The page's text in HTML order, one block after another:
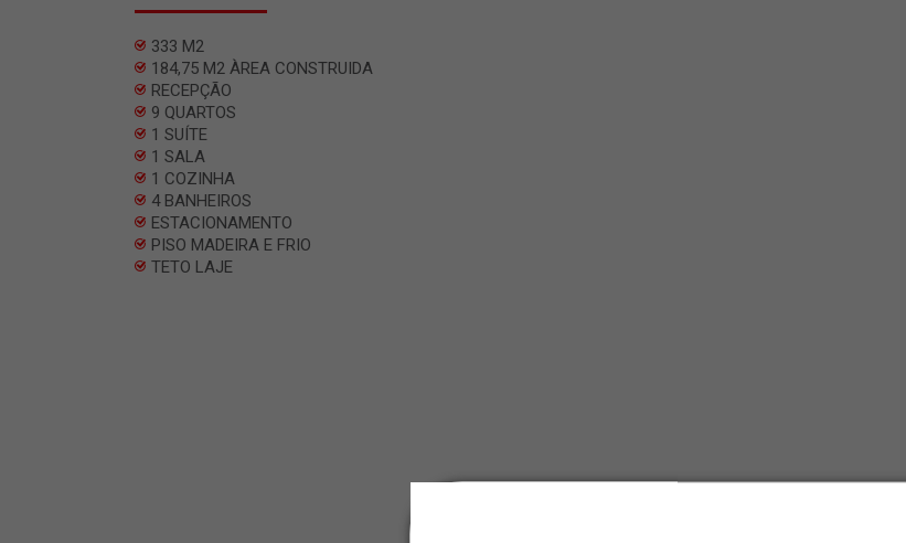
333 M2
184,75 M2 ÀREA CONSTRUIDA
RECEPÇÃO
9 QUARTOS
1 SUÍTE
1 SALA
1 COZINHA
4 BANHEIROS
ESTACIONAMENTO
PISO MADEIRA E FRIO
TETO LAJE